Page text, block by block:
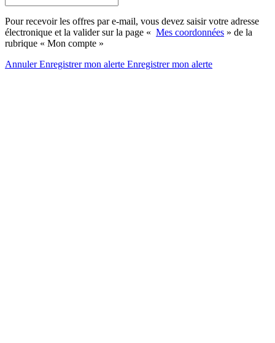
Pour recevoir les offres par e-mail, vous devez saisir votre adresse
électronique et la valider sur la page « Mes coordonnées » de la
rubrique « Mon compte »
AnnulerEnregistrer mon alerte Enregistrermon alerte